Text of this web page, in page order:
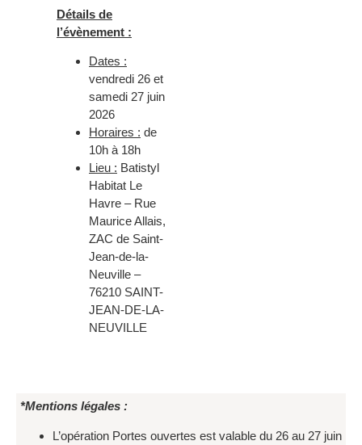
Détails de
l’évènement :
Dates :
vendredi 26 et
samedi 27 juin
2026
Horaires : de
10h à 18h
Lieu : Batistyl
Habitat Le
Havre – Rue
Maurice Allais,
ZAC de Saint-
Jean-de-la-
Neuville –
76210 SAINT-
JEAN-DE-LA-
NEUVILLE
*Mentions légales :
L’opération Portes ouvertes est valable du 26 au 27 juin